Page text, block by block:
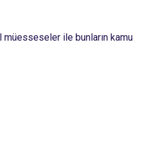
müesseseler ile bunların kamu